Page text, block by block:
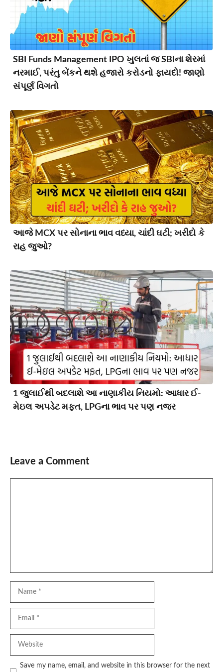
SBI Funds Management IPO ખુલતાં જ SBIના શેરમાં
નરમાઈ, પરંતુ બેંકને થશે હજારો કરોડનો ફાયદો! જાણો
સંપૂર્ણ વિગતો
આજે MCX પર સોનાના ભાવ વધ્યા, ચાંદી ઘટી; ખરીદો કે
રાહ જુઓ?
1 જુલાઈથી બદલાશે આ નાણાકીય નિયમો: આધાર ઈ-
મેઇલ અપડેટ મફત, LPGના ભાવ પર પણ નજર
Leave a Comment
Save my name, email, and website in this browser for the next